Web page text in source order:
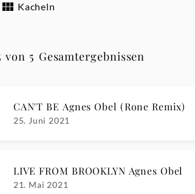
Kacheln
von 5 Gesamtergebnissen
CAN'T BE Agnes Obel (Rone Remix)
25. Juni 2021
LIVE FROM BROOKLYN Agnes Obel
21. Mai 2021